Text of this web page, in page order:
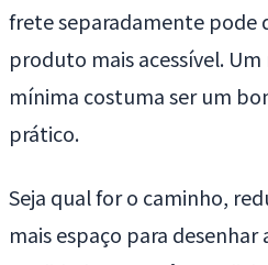
frete separadamente pode
produto mais acessível.
mínima costuma ser um
prático.
Seja qual for o caminho,
mais espaço para desenhar